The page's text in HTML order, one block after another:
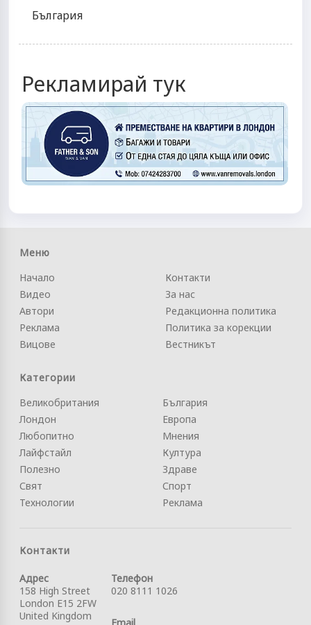
България
Рекламирай тук
Меню
Начало
Видео
Автори
Реклама
Вицове
Контакти
За нас
Редакционна политика
Политика за корекции
Вестникът
Категории
Великобритания
Лондон
Любопитно
Лайфстайл
Полезно
Свят
Технологии
България
Европа
Мнения
Култура
Здраве
Спорт
Реклама
Контакти
Адрес
158 High Street
London E15 2FW
United Kingdom
Телефон
020 8111 1026